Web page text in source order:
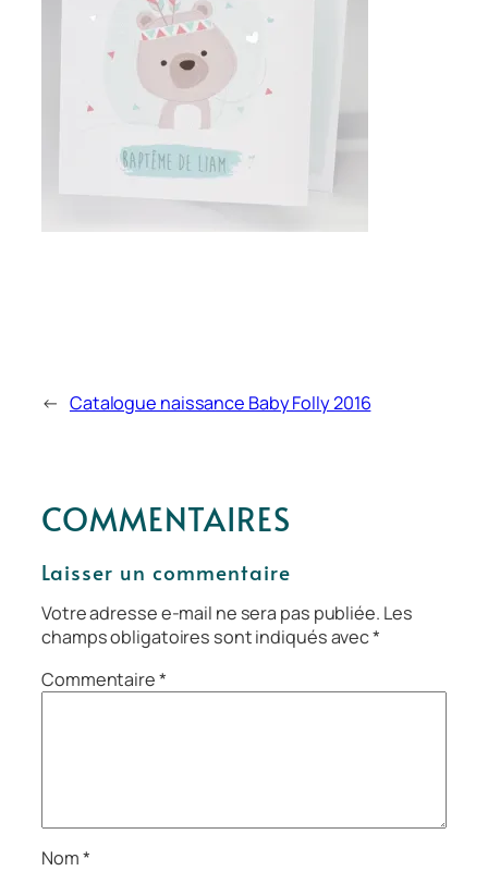
← Catalogue naissance Baby Folly 2016
COMMENTAIRES
Laisser un commentaire
Votre adresse e-mail ne sera pas publiée. Les
champs obligatoires sont indiqués avec*
Commentaire*
Nom*